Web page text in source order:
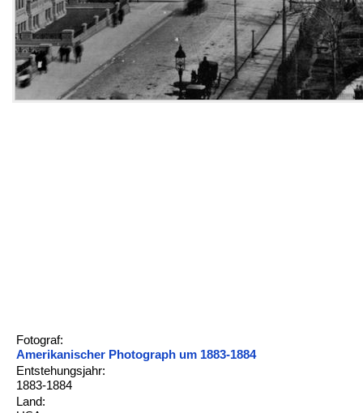
Fotograf:
Amerikanischer Photograph um 1883-1884
Entstehungsjahr:
1883-1884
Land: